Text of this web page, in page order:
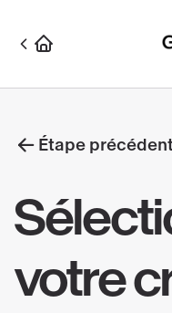
principal
Étape
votre